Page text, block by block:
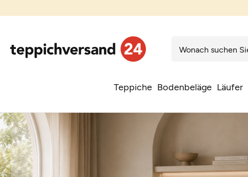
Teppiche Bodenbeläge Läufer